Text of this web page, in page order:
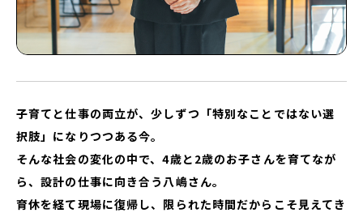
子育てと仕事の両立が、少しずつ「特別なことではない選
択肢」になりつつある今。
そんな社会の変化の中で、4歳と2歳のお子さんを育てなが
ら、設計の仕事に向き合う八嶋さん。
育休を経て現場に復帰し、限られた時間だからこそ見えてき